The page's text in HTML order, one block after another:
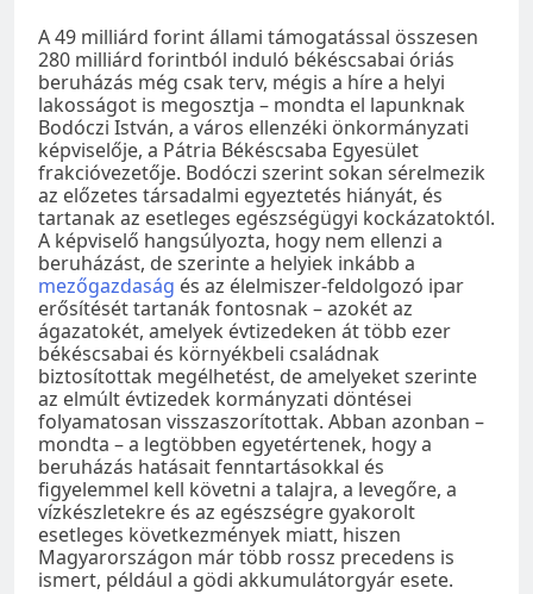
A 49 milliárd forint állami támogatással összesen
280 milliárd forintból induló békéscsabai óriás
beruházás még csak terv, mégis a híre a helyi
lakosságot is megosztja – mondta el lapunknak
Bodóczi István, a város ellenzéki önkormányzati
képviselője, a Pátria Békéscsaba Egyesület
frakcióvezetője. Bodóczi szerint sokan sérelmezik
az előzetes társadalmi egyeztetés hiányát, és
tartanak az esetleges egészségügyi kockázatoktól.
A képviselő hangsúlyozta, hogy nem ellenzi a
beruházást, de szerinte a helyiek inkább a
mezőgazdaság és az élelmiszer-feldolgozó ipar
erősítését tartanák fontosnak – azokét az
ágazatokét, amelyek évtizedeken át több ezer
békéscsabai és környékbeli családnak
biztosítottak megélhetést, de amelyeket szerinte
az elmúlt évtizedek kormányzati döntései
folyamatosan visszaszorítottak. Abban azonban –
mondta – a legtöbben egyetértenek, hogy a
beruházás hatásait fenntartásokkal és
figyelemmel kell követni a talajra, a levegőre, a
vízkészletekre és az egészségre gyakorolt
esetleges következmények miatt, hiszen
Magyarországon már több rossz precedens is
ismert, például a gödi akkumulátorgyár esete.